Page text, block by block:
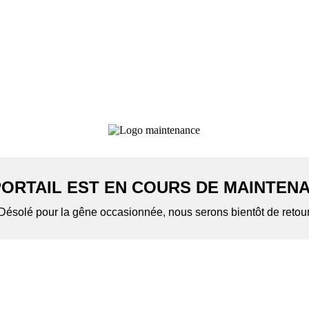
EST EN COURS DE
pour la gêne occasionnée, nous serons bientôt de